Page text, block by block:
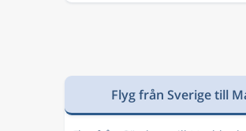
Flyg från Sverige till